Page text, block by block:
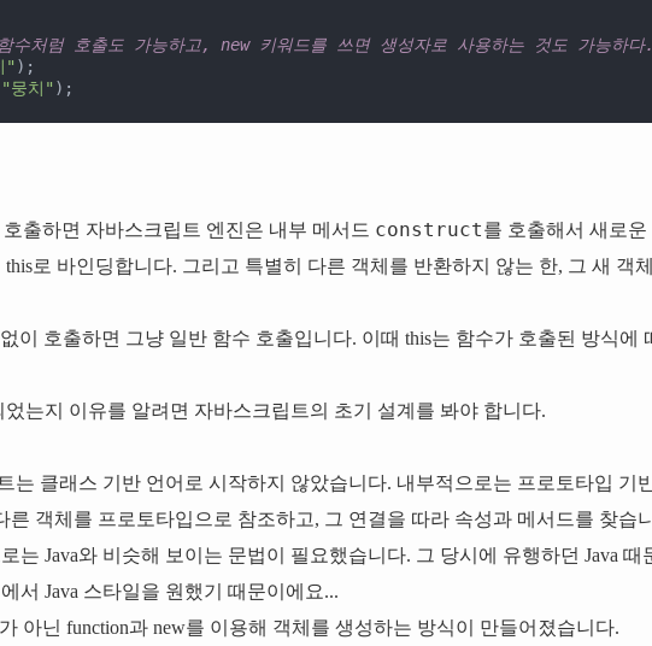
처럼 호출도 가능하고, new 키워드를 쓰면 생성자로 사용하는 것도 가능하다
"
"뭉치" );
호출하면 자바스크립트 엔진은 내부 메서드 construct를 호출해서 새로
this로 바인딩합니다. 그리고 특별히 다른 객체를 반환하지 않는 한, 그 새 객
없이 호출하면 그냥 일반 함수 호출입니다. 이때 this는 함수가 호출된 방식에
는지 이유를 알려면 자바스크립트의 초기 설계를 봐야 합니다.
는 클래스 기반 언어로 시작하지 않았습니다. 내부적으로는 프로토타입 기
른 객체를 프로토타입으로 참조하고, 그 연결을 따라 속성과 메서드를 찾습
는 Java와 비슷해 보이는 문법이 필요했습니다. 그 당시에 유행하던 Java 때
서 Java 스타일을 원했기 때문이에요...
가 아닌 function과 new를 이용해 객체를 생성하는 방식이 만들어졌습니다.